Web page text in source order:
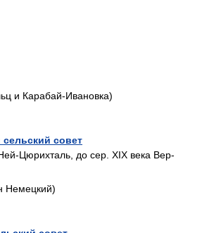
и Карабай-Ивановка)
сельский совет
Цюрихталь, до сер. XIX века Вер-
Немецкий)